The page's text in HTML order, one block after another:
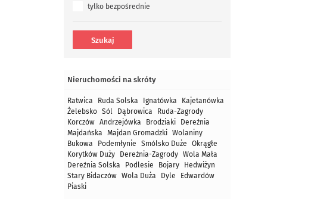
tylko bezpośrednie
Nieruchomości na skróty
Ratwica Ruda Solska Ignatówka
Kajetanówka
Żelebsko Sól Dąbrowica
Ruda-Zagrody
Korczów Andrzejówka Brodziaki
Dereźnia
Majdańska
Majdan Gromadzki Wolaniny
Bukowa
Podemłynie Smólsko Duże
Okrągłe
Korytków Duży
Dereźnia-Zagrody Wola Mała
Dereźnia Solska
Podlesie Bojary
Hedwiżyn
Stary Bidaczów Wola Duża Dyle
Edwardów
Piaski